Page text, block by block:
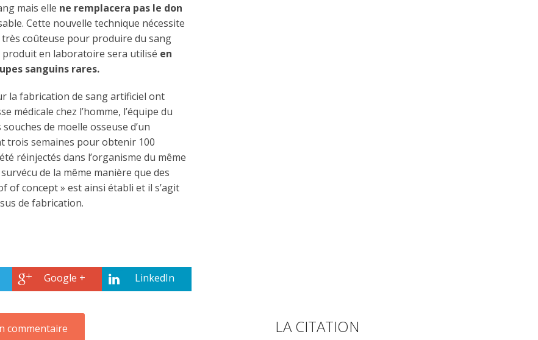
mais elle ne remplacera pas le don
Cette nouvelle technique nécessite
coûteuse pour produire du sang
en laboratoire sera utilisé en
sanguins rares.
la fabrication de sang artificiel ont
médicale chez l’homme, l’équipe du
de moelle osseuse d’un
trois semaines pour obtenir 100
réinjectés dans l’organisme du même
de la même manière que des
of concept » est ainsi établi et il s’agit
de fabrication.
Google + LinkedIn
LA CITATION